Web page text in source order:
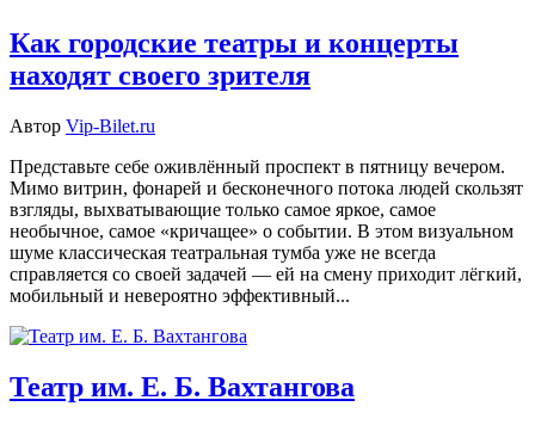
Как городские театры и концерты
находят своего зрителя
Автор Vip-Bilet.ru
Представьте себе оживлённый проспект в пятницу вечером.
Мимо витрин, фонарей и бесконечного потока людей скользят
взгляды, выхватывающие только самое яркое, самое
необычное, самое «кричащее» о событии. В этом визуальном
шуме классическая театральная тумба уже не всегда
справляется со своей задачей — ей на смену приходит лёгкий,
мобильный и невероятно эффективный...
Театр им. Е. Б. Вахтангова